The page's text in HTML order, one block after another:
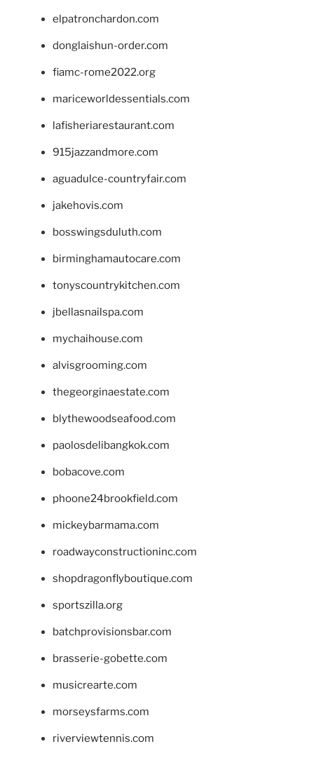
elpatronchardon.com
donglaishun-order.com
fiamc-rome2022.org
mariceworldessentials.com
lafisheriarestaurant.com
915jazzandmore.com
aguadulce-countryfair.com
jakehovis.com
bosswingsduluth.com
birminghamautocare.com
tonyscountrykitchen.com
jbellasnailspa.com
mychaihouse.com
alvisgrooming.com
thegeorginaestate.com
blythewoodseafood.com
paolosdelibangkok.com
bobacove.com
phoone24brookfield.com
mickeybarmama.com
roadwayconstructioninc.com
shopdragonflyboutique.com
sportszilla.org
batchprovisionsbar.com
brasserie-gobette.com
musicrearte.com
morseysfarms.com
riverviewtennis.com